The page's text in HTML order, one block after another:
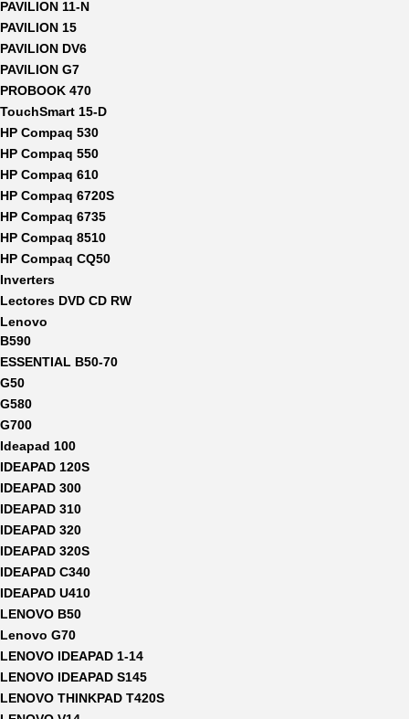
PAVILION 11-N
PAVILION 15
PAVILION DV6
PAVILION G7
PROBOOK 470
TouchSmart 15-D
HP Compaq 530
HP Compaq 550
HP Compaq 610
HP Compaq 6720S
HP Compaq 6735
HP Compaq 8510
HP Compaq CQ50
Inverters
Lectores DVD CD RW
Lenovo
B590
ESSENTIAL B50-70
G50
G580
G700
Ideapad 100
IDEAPAD 120S
IDEAPAD 300
IDEAPAD 310
IDEAPAD 320
IDEAPAD 320S
IDEAPAD C340
IDEAPAD U410
LENOVO B50
Lenovo G70
LENOVO IDEAPAD 1-14
LENOVO IDEAPAD S145
LENOVO THINKPAD T420S